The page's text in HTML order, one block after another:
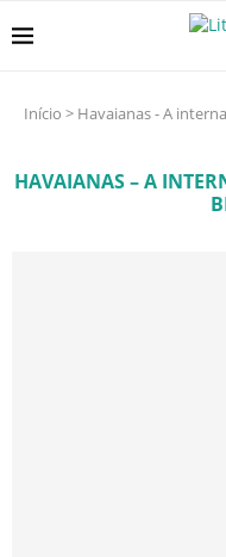
Início > Havaianas - A
HAVAIANAS – A